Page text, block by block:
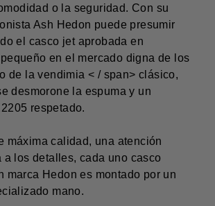
o la seguridad. Con su
Ash Hedon puede presumir
el casco jet aprobada en
en el mercado digna de los
de la vendimia < / span> clásico,
desmorone la espuma y un
respetado.
máxima calidad, una atención
a los detalles, cada uno casco
marca Hedones montado por un
mano.